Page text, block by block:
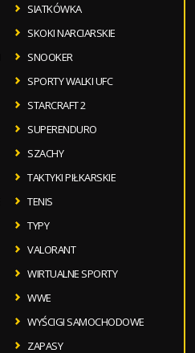
SIATKÓWKA
SKOKI NARCIARSKIE
SNOOKER
SPORTY WALKI UFC
STARCRAFT 2
SUPERENDURO
SZACHY
TAKTYKI PIŁKARSKIE
TENIS
TYPY
VALORANT
WIRTUALNE SPORTY
WWE
WYŚCIGI SAMOCHODOWE
ZAPASY